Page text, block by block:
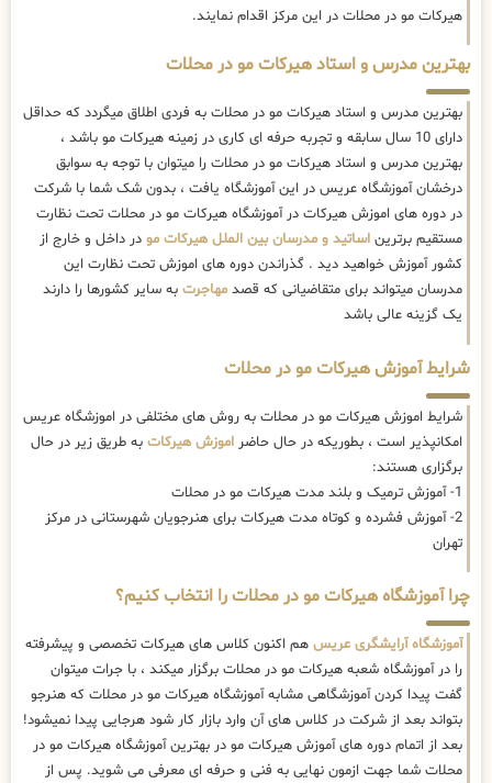
هیرکات مو در محلات در این مرکز اقدام نمایند.
بهترین مدرس و استاد هیرکات مو در محلات
بهترین مدرس و استاد هیرکات مو در محلات به فردی اطلاق میگردد که حداقل
دارای 10 سال سابقه و تجربه حرفه ای کاری در زمینه هیرکات مو باشد ،
بهترین مدرس و استاد هیرکات مو در محلات را میتوان با توجه به سوابق
درخشان آموزشگاه عریس در این آموزشگاه یافت ، بدون شک شما با شرکت
در دوره های اموزش هیرکات در آموزشگاه هیرکات مو در محلات تحت نظارت
مستقیم برترین اساتید و مدرسان بین الملل هیرکات مو در داخل و خارج از
کشور آموزش خواهید دید . گذراندن دوره های اموزش تحت نظارت این
مدرسان میتواند برای متقاضیانی که قصد مهاجرت به سایر کشورها را دارند
یک گزینه عالی باشد
شرایط آموزش هیرکات مو در محلات
شرایط اموزش هیرکات مو در محلات به روش های مختلفی در اموزشگاه عریس
امکانپذیر است ، بطوریکه در حال حاضر اموزش هیرکات به طریق زیر در حال
برگزاری هستند:
1- آموزش ترمیک و بلند مدت هیرکات مو در محلات
2- آموزش فشرده و کوتاه مدت هیرکات برای هنرجویان شهرستانی در مرکز
تهران
چرا آموزشگاه هیرکات مو در محلات را انتخاب کنیم؟
آموزشگاه آرایشگری عریس هم اکنون کلاس های هیرکات تخصصی و پیشرفته
را در آموزشگاه شعبه هیرکات مو در محلات برگزار میکند ، با جرات میتوان
گفت پیدا کردن آموزشگاهی مشابه آموزشگاه هیرکات مو در محلات که هنرجو
بتواند بعد از شرکت در کلاس های آن وارد بازار کار شود هرجایی پیدا نمیشود!
بعد از اتمام دوره های آموزش هیرکات مو در بهترین آموزشگاه هیرکات مو در
محلات شما جهت ازمون نهایی به فنی و حرفه ای معرفی می شوید. پس از